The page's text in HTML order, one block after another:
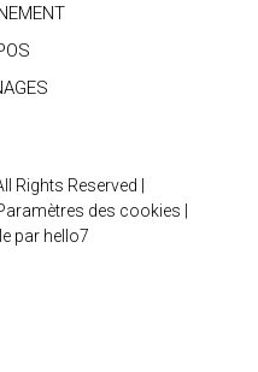
Rights Reserved |
des cookies |
par hello7